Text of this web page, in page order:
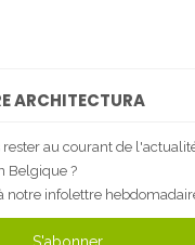
ARCHITECTURA
rester au courant de
Belgique ?
notre infolettre